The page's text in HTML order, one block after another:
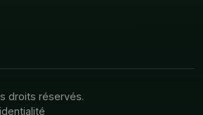
droits réservés.